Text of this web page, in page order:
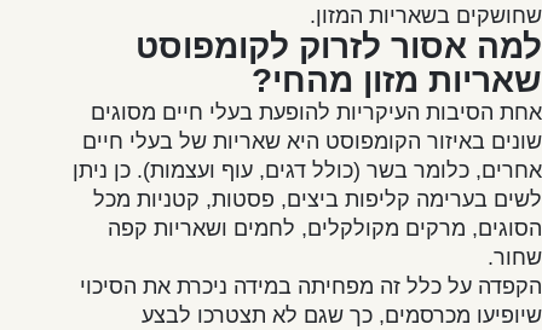
שחושקים בשאריות המזון.
למה אסור לזרוק לקומפוסט
שאריות מזון מהחי?
אחת הסיבות העיקריות להופעת בעלי חיים מסוגים
שונים באיזור הקומפוסט היא שאריות של בעלי חיים
אחרים, כלומר בשר (כולל דגים, עוף ועצמות). כן ניתן
לשים בערימה קליפות ביצים, פסטות, קטניות מכל
הסוגים, מרקים מקולקלים, לחמים ושאריות קפה
שחור.
הקפדה על כלל זה מפחיתה במידה ניכרת את הסיכוי
שיופיעו מכרסמים, כך שגם לא תצטרכו לבצע